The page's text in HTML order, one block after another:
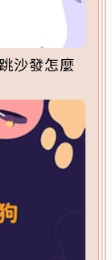
沙發怎麼